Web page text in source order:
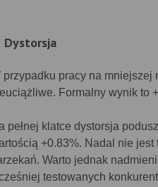
Dystorsja
przypadku pracy na mniejszej
Formalny wynik to
pełnej klatce dystorsja
+0.83%. Nadal nie
Warto jednak
testowanych